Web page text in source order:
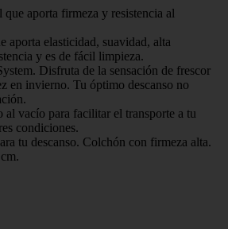
aporta firmeza y resistencia al
aporta elasticidad, suavidad, alta
y es de fácil limpieza.
Disfruta de la sensación de frescor
en invierno. Tu óptimo descanso no
al vacío para facilitar el transporte a tu
condiciones.
tu descanso. Colchón con firmeza alta.